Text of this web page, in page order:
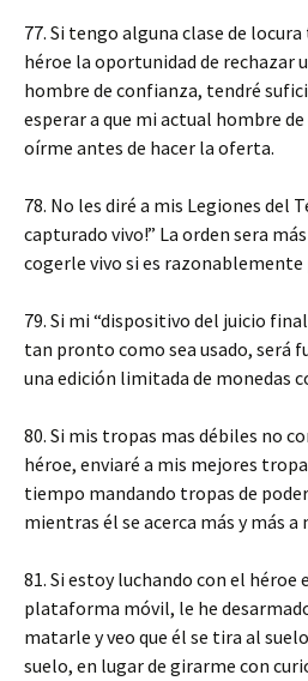
77. Si tengo alguna clase de
héroe la oportunidad de rechazar
hombre de confianza, tendré
esperar a que mi actual hombre
oírme antes de hacer la oferta.
78. No les diré a mis Legiones del
capturado vivo!” La orden sera
cogerle vivo si es razonablemente
79. Si mi “dispositivo del juicio
tan pronto como sea usado, será
una edición limitada de monedas
80. Si mis tropas mas débiles no
héroe, enviaré a mis mejores
tiempo mandando tropas de
mientras él se acerca más y más
81. Si estoy luchando con el héroe
plataforma móvil, le he
matarle y veo que él se tira al
suelo, en lugar de girarme con